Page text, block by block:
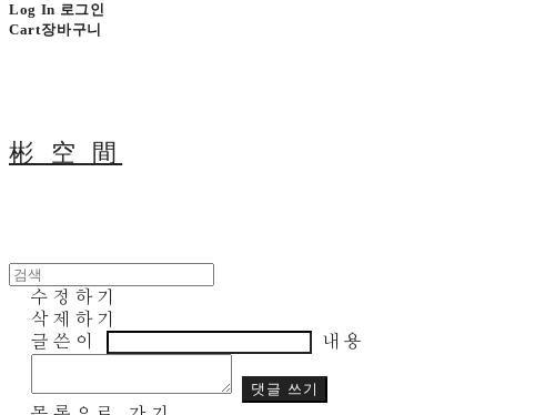
Log In 로그인
Cart장바구니
彬 空 間
수정하기
삭제하기
글쓴이
내용
댓글 쓰기